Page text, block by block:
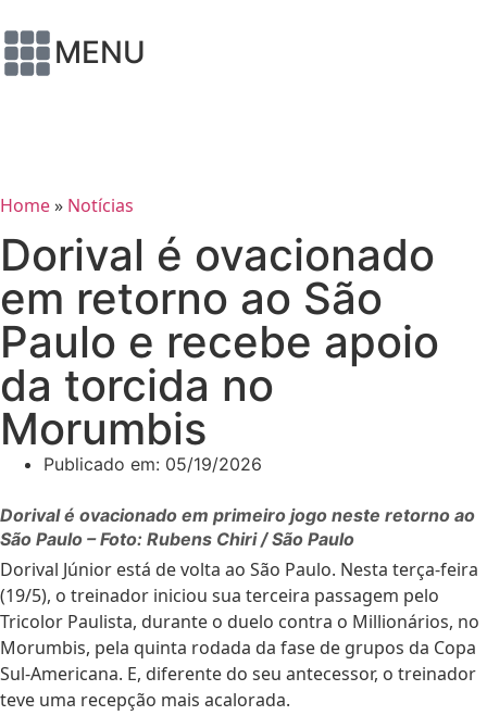
MENU
Home» Notícias
Dorival é ovacionado
em retorno ao São
Paulo e recebe apoio
da torcida no
Morumbis
Publicado em: 05/19/2026
Dorival é ovacionado em primeiro jogo neste retorno ao
São Paulo – Foto: Rubens Chiri / São Paulo
Dorival Júnior está de volta ao São Paulo. Nesta terça-feira
(19/5), o treinador iniciou sua terceira passagem pelo
Tricolor Paulista, durante o duelo contra o Millionários, no
Morumbis, pela quinta rodada da fase de grupos da Copa
Sul-Americana. E, diferente do seu antecessor, o treinador
teve uma recepção mais acalorada.